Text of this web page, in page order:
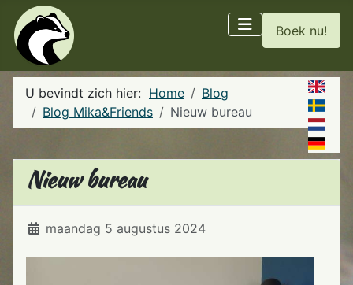
Boek nu!
U bevindt zich hier: Home
Blog
Blog Mika&Friends
Nieuw bureau
Nieuw bureau
Detailsmaandag 5 augustus 2024